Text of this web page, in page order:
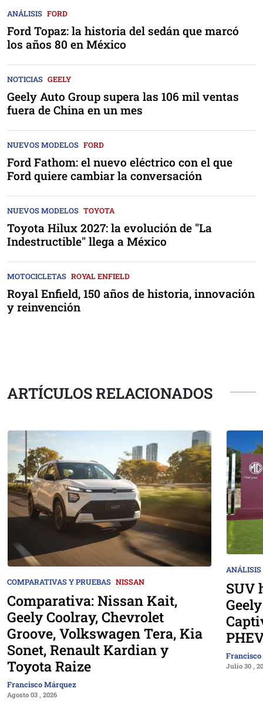
ANÁLISIS FORD
Ford Topaz: la historia del sedán que marcó
los años 80 en México
NOTICIAS GEELY
Geely Auto Group supera las 106 mil ventas
fuera de China en un mes
NUEVOS MODELOS FORD
Ford Fathom: el nuevo eléctrico con el que
Ford quiere cambiar la conversación
NUEVOS MODELOS TOYOTA
Toyota Hilux 2027: la evolución de "La
Indestructible" llega a México
MOTOCICLETAS ROYAL ENFIELD
Royal Enfield, 150 años de historia, innovación
y reinvención
ARTÍCULOS RELACIONADOS
COMPARATIVAS Y PRUEBAS NISSAN
Comparativa: Nissan Kait,
Geely Coolray, Chevrolet
Groove, Volkswagen Tera, Kia
Sonet, Renault Kardian y
Toyota Raize
Francisco Márquez
Agosto 03 , 2026
ANÁLISIS
SUV
Julio 30 ,